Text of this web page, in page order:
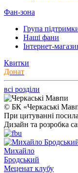
Фан-зона
Група
Наші фани
Інтернет-
Квитки
Донат
всі розділи
© БК «Черкаські
При цитуванні
Дизайн та розробка
Михайло
Бродський
Меценат клубу